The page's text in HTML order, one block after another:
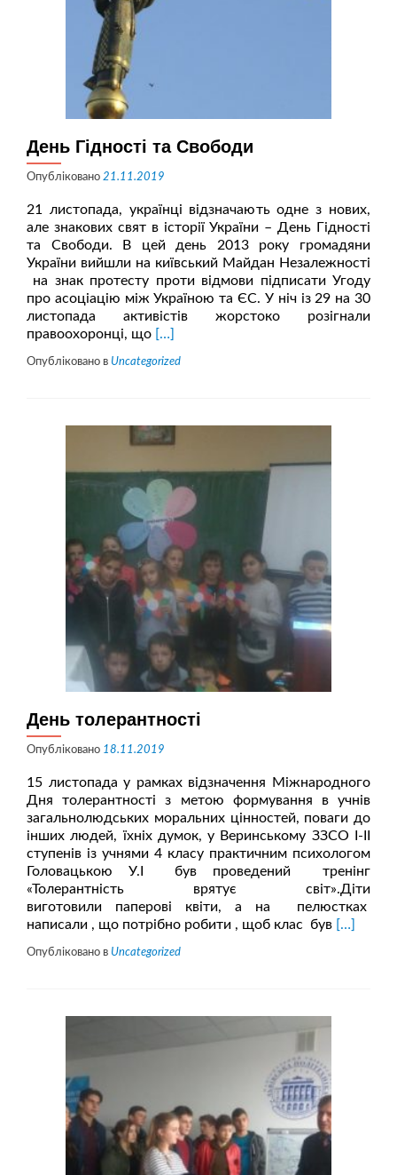
День Гідності та Свободи
Опубліковано 21.11.2019
21 листопада, українці відзначають одне з нових,
але знакових свят в історії України – День Гідності
та Свободи. В цей день 2013 року громадяни
України вийшли на київський Майдан Незалежності
на знак протесту проти відмови підписати Угоду
про асоціацію між Україною та ЄС. У ніч із 29 на 30
листопада активістів жорстоко розігнали
правоохоронці, що Читати
проДень
[…]
Опубліковано в Uncategorized
День толерантності
Опубліковано 18.11.2019
15 листопада у рамках відзначення Міжнародного
Дня толерантності з метою формування в учнів
загальнолюдських моральних цінностей, поваги до
інших людей, їхніх думок, у Веринському ЗЗСО І-ІІ
ступенів із учнями 4 класу практичним психологом
Головацькою У.І був проведений тренінг
«Толерантність врятує світ».Діти
виготовили паперові квіти, а на пелюстках
написали , що потрібно робити , щоб клас був Читати
[…]
Опубліковано в Uncategorized